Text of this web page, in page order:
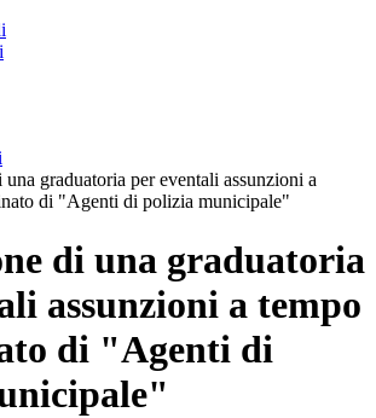
graduatoria per eventali assunzioni a
di "Agenti di polizia municipale"
di una graduatoria
assunzioni a tempo
di "Agenti di